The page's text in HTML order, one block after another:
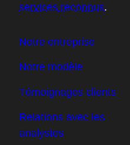
services reconnus.
Notre entreprise
Notre modèle
Témoignages clients
Relations avec les
analystes